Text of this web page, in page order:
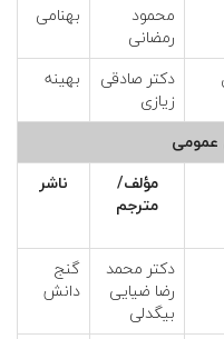
محمود
رمضانی
بهنامی
دکتر صادقی
زیازی
بهینه
عمومی
مؤلف/
مترجم
ناشر
دکتر محمد
رضا ضیایی
بیگدلی
گنج
دانش